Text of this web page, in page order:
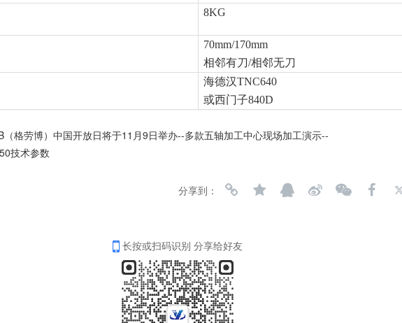
8KG
70mm/170mm
相邻有刀/相邻无刀
海德汉TNC640
或西门子840D
（格劳博）中国开放日将于11月9日举办--多款五轴加工中心现场加工演示--
技术参数
分享到：
长按或扫码识别 分享给好友